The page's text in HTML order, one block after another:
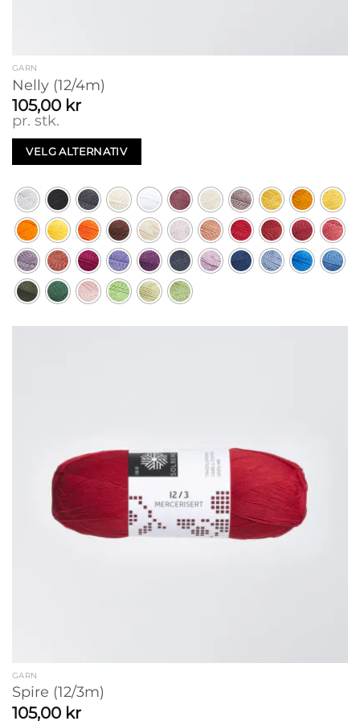
GARN
Nelly (12/4m)
105,00 kr
pr. stk.
VELG ALTERNATIV
produktet
har
flere
varianter.
Alternativene
kan
velges
på
produktsiden
GARN
Spire (12/3m)
105,00 kr